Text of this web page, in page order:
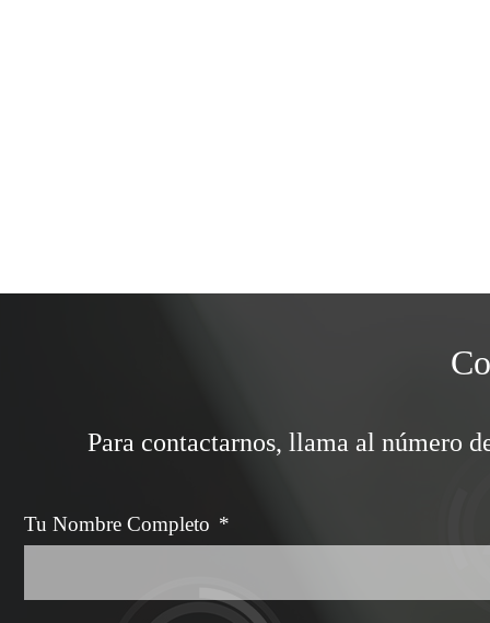
Para contactarnos, llama al número
*
Tu Nombre Completo